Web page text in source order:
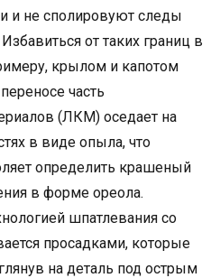
и не сполировуют следы
от таких границ в
крылом и капотом
часть
(ЛКМ) оседает на
в виде опыла, что
определить крашеный
в форме ореола.
шпатлевания со
просадками, которые
на деталь под острым